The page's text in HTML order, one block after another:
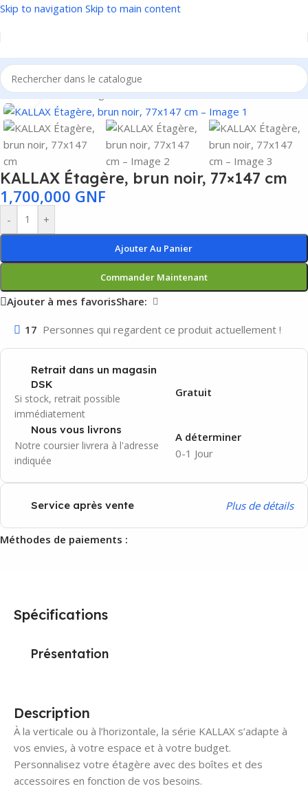
Skip to navigation Skip to main content
Accueil/Meubles/Rangement
Agrandir
KALLAX Étagère, brun noir, 77×147 cm
1,700,000 GNF
- +
Ajouter Au Panier
Commander Maintenant
Ajouter à mes favorisShare:
17 Personnes qui regardent ce produit actuellement !
Retrait dans un magasin
DSK
Si stock, retrait possible
immédiatement
Gratuit
Nous vous livrons
Notre coursier livrera à l'adresse
indiquée
0-1 Jour
A déterminer
Service après vente Plus de détails
Méthodes de paiements :
Description
À la verticale ou à l’horizontale, la série KALLAX s’adapte à
vos envies, à votre espace et à votre budget.
Personnalisez votre étagère avec des boîtes et des
accessoires en fonction de vos besoins.
Spécifications
Présentation